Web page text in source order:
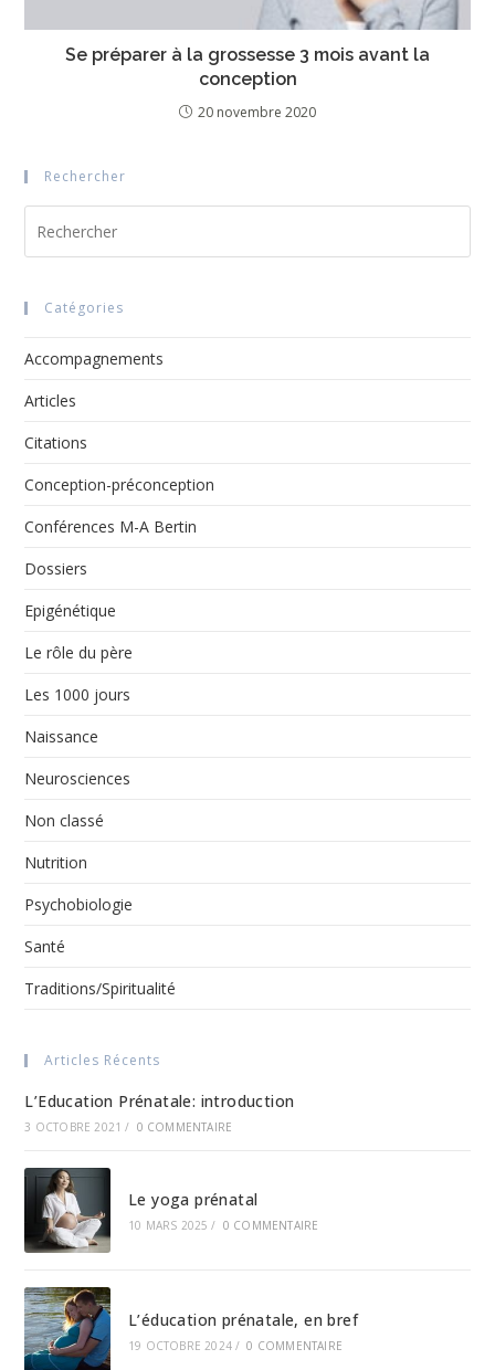
Se préparer à la grossesse 3 mois avant la
conception
20 novembre 2020
Rechercher
Catégories
Accompagnements
Articles
Citations
Conception-préconception
Conférences M-A Bertin
Dossiers
Epigénétique
Le rôle du père
Les 1000 jours
Naissance
Neurosciences
Non classé
Nutrition
Psychobiologie
Santé
Traditions/Spiritualité
Articles Récents
L’Education Prénatale: introduction
3 OCTOBRE 2021 / 0 COMMENTAIRE
Le yoga prénatal
10 MARS 2025 / 0 COMMENTAIRE
L’éducation prénatale, en bref
19 OCTOBRE 2024 / 0 COMMENTAIRE